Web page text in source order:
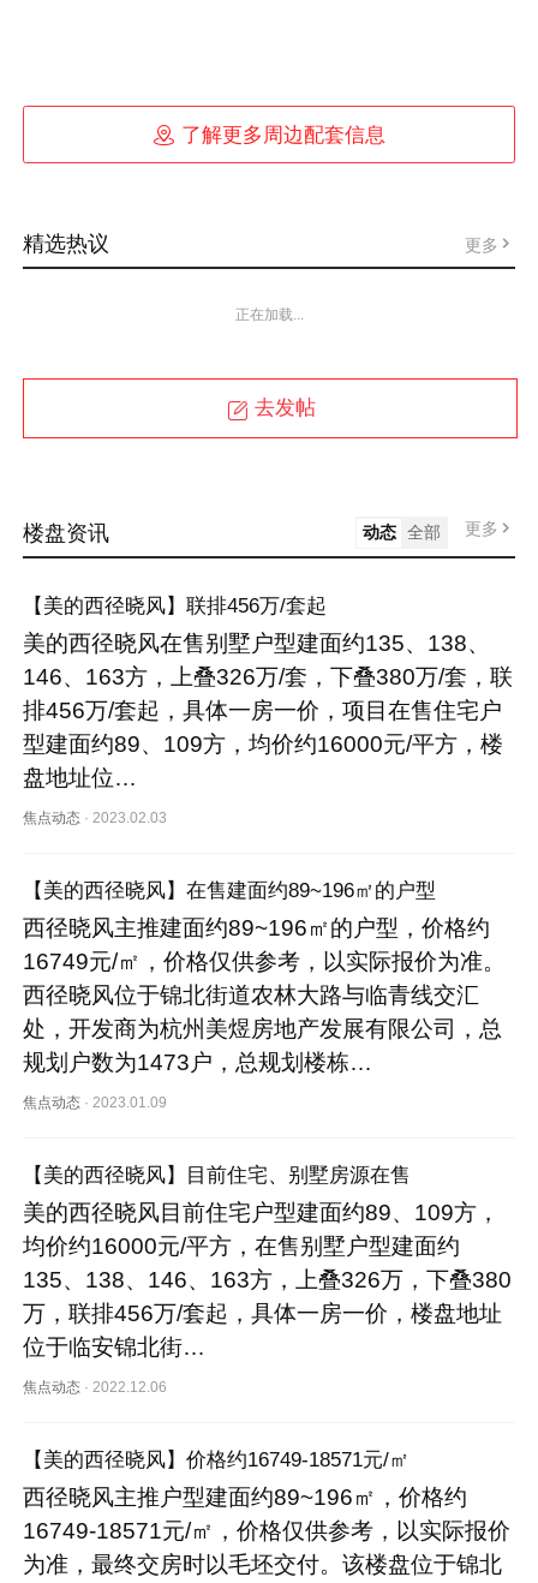
 了解更多周边配套信息
精选热议 更多
正在加载...
去发帖
楼盘资讯 动态 全部 更多
【美的西径晓风】联排456万/套起
美的西径晓风在售别墅户型建面约135、138、
146、163方，上叠326万/套，下叠380万/套，联
排456万/套起，具体一房一价，项目在售住宅户
型建面约89、109方，均价约16000元/平方，楼
盘地址位…
焦点动态 ·2023.02.03
【美的西径晓风】在售建面约89~196㎡的户型
西径晓风主推建面约89~196㎡的户型，价格约
16749元/㎡，价格仅供参考，以实际报价为准。
西径晓风位于锦北街道农林大路与临青线交汇
处，开发商为杭州美煜房地产发展有限公司，总
规划户数为1473户，总规划楼栋…
焦点动态 ·2023.01.09
【美的西径晓风】目前住宅、别墅房源在售
美的西径晓风目前住宅户型建面约89、109方，
均价约16000元/平方，在售别墅户型建面约
135、138、146、163方，上叠326万，下叠380
万，联排456万/套起，具体一房一价，楼盘地址
位于临安锦北街…
焦点动态 ·2022.12.06
【美的西径晓风】价格约16749-18571元/㎡
西径晓风主推户型建面约89~196㎡，价格约
16749-18571元/㎡，价格仅供参考，以实际报价
为准，最终交房时以毛坯交付。该楼盘位于锦北